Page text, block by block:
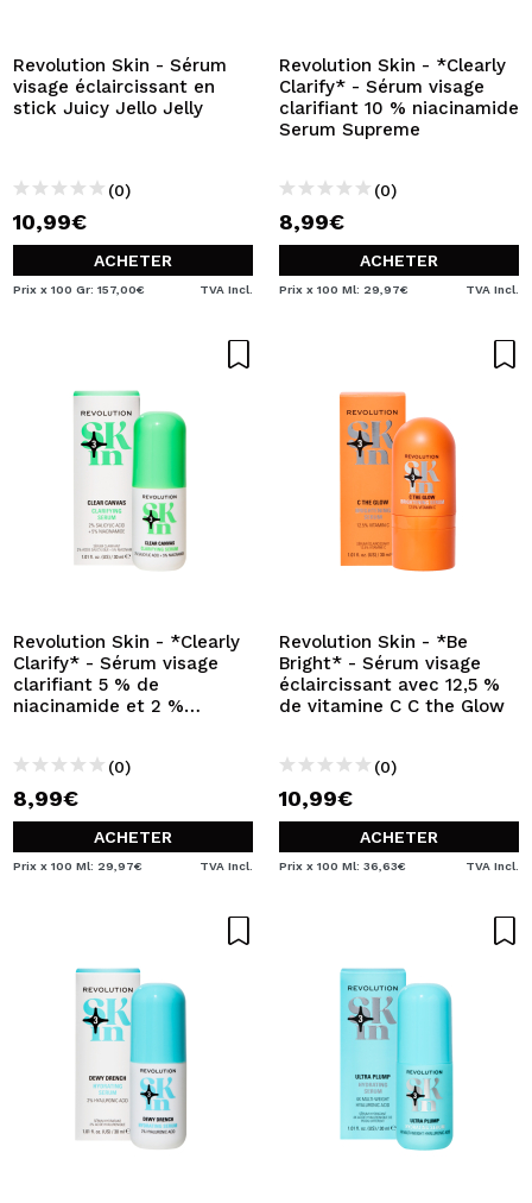
En créant un compte sur Maquibeauty.fr vous pourrez
effectuer vos achats rapidement, vérifier l'état de vos
commandes et consulter vos opérations précédentes.
CRÉER UN COMPTE
Revolution Skin - Sérum
visage éclaircissant en
stick Juicy Jello Jelly
(0)
10,99€
ACHETER
Prix x 100 Gr: 157,00€ TVA Incl.
Revolution Skin - *Clearly
Clarify* - Sérum visage
clarifiant 10 % niacinamide
Serum Supreme
(0)
8,99€
ACHETER
Prix x 100 Ml: 29,97€ TVA Incl.
Revolution Skin - *Clearly
Clarify* - Sérum visage
clarifiant 5 % de
niacinamide et 2 %
(0)
8,99€
ACHETER
Prix x 100 Ml: 29,97€ TVA Incl.
Revolution Skin - *Be
Bright* - Sérum visage
éclaircissant avec 12,5 %
de vitamine C C the Glow
(0)
10,99€
ACHETER
Prix x 100 Ml: 36,63€ TVA Incl.